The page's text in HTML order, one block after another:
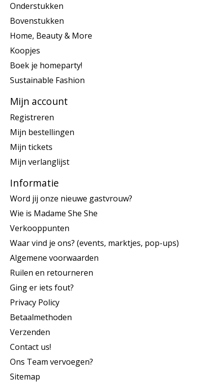
Onderstukken
Bovenstukken
Home, Beauty & More
Koopjes
Boek je homeparty!
Sustainable Fashion
Mijn account
Registreren
Mijn bestellingen
Mijn tickets
Mijn verlanglijst
Informatie
Word jij onze nieuwe gastvrouw?
Wie is Madame She She
Verkooppunten
Waar vind je ons? (events, marktjes, pop-ups)
Algemene voorwaarden
Ruilen en retourneren
Ging er iets fout?
Privacy Policy
Betaalmethoden
Verzenden
Contact us!
Ons Team vervoegen?
Sitemap